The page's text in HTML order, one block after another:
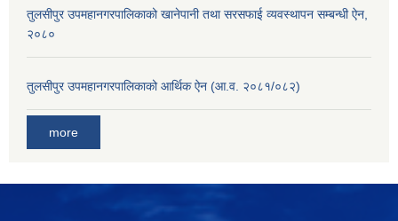
तुलसीपुर उपमहानगरपालिकाको खानेपानी तथा सरसफाई व्यवस्थापन सम्बन्धी ऐन,
२०८०
तुलसीपुर उपमहानगरपालिकाको आर्थिक ऐन (आ.व. २०८१/०८२)
more